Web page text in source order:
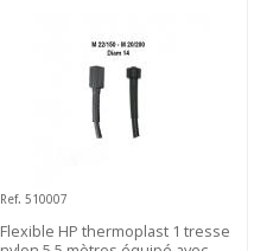
Ref. 510007
Flexible HP thermoplast 1 tresse